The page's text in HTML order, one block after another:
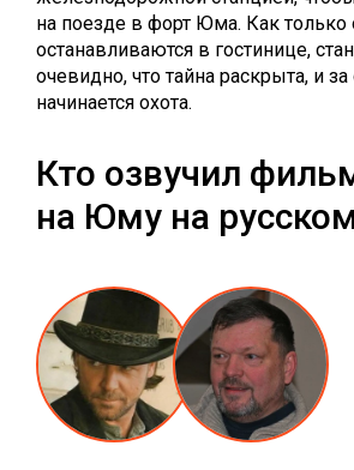
на поезде в форт Юма. Как только
останавливаются в гостинице,
очевидно, что тайна раскрыта, и
начинается охота.
Кто озвучил
на Юму на